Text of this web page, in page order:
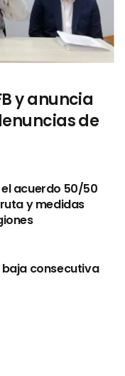
y anuncia
de
acuerdo 50/50
y medidas
consecutiva